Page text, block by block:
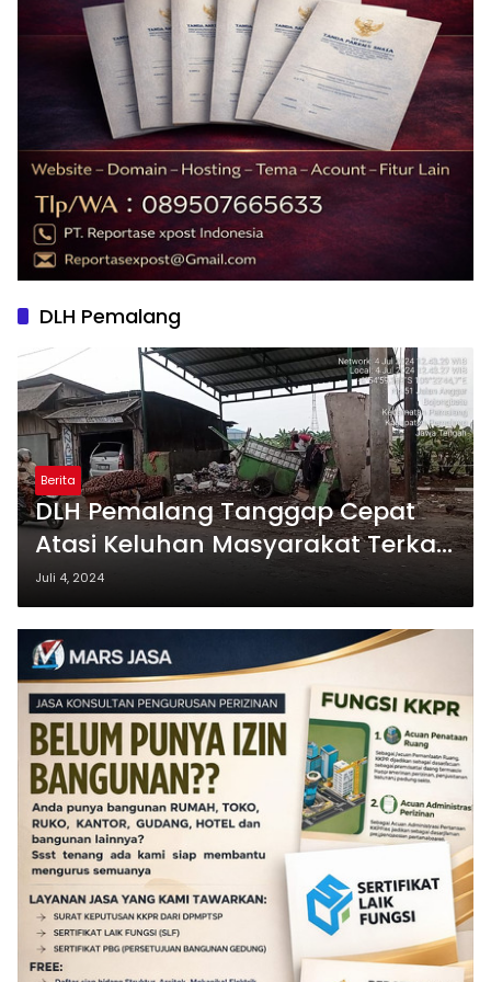
DLH Pemalang
Berita
DLH Pemalang Tanggap Cepat
Atasi Keluhan Masyarakat Terkait
TPS di Bojongbata
Juli 4, 2024